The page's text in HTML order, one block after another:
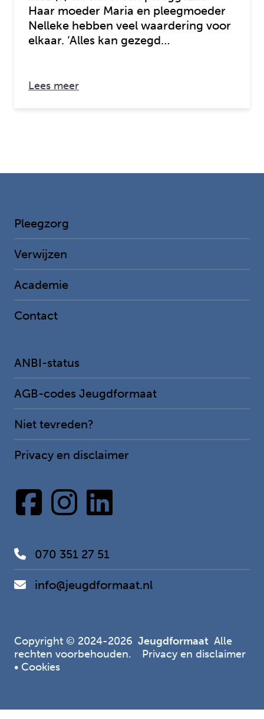
Haar moeder Maria en pleegmoeder
Nelleke hebben veel waardering voor
elkaar. ‘Alles kan gezegd…
Lees meerover: Moeder Maria en
Pleegzorg
Verwijzen
Academie
Contact
ANBI-status
AGB-codes Jeugdformaat
Niet tevreden?
Privacy en disclaimer
070 351 27 51
info@jeugdformaat.nl
Copyright © 2024-2026 Jeugdformaat Alle
rechten voorbehouden.
Privacy en disclaimer
• Cookies